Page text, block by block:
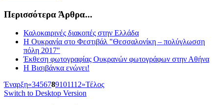
Περισσότερα Άρθρα...
Καλοκαιρινές διακοπές στην Ελλάδα
Η Ουκρανία στο Φεστιβάλ "Θεσσαλονίκη – πολύγλωσση
πόλη 2017"
Έκθεση φωτογραφίας Ουκρανών φωτογράφων στην Αθήνα
Η Βισιβάνκα ενώνει!
Έναρξη«3456789101112»Τέλος
Switch to Desktop Version